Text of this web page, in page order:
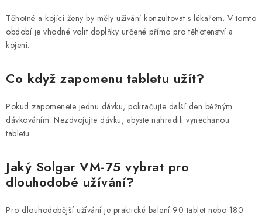
Těhotné a kojící ženy by měly užívání konzultovat s lékařem. V tomto
období je vhodné volit doplňky určené přímo pro těhotenství a
kojení.
Co když zapomenu tabletu užít?
Pokud zapomenete jednu dávku, pokračujte další den běžným
dávkováním. Nezdvojujte dávku, abyste nahradili vynechanou
tabletu.
Jaký Solgar VM-75 vybrat pro
dlouhodobé užívání?
Pro dlouhodobější užívání je praktické balení 90 tablet nebo 180